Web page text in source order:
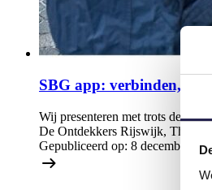
SBG app: verbinden,
Wij presenteren met trots de
De Ontdekkers Rijswijk, The
Gepubliceerd op: 8 december